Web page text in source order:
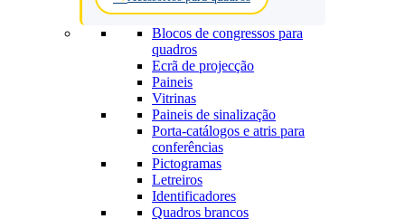
Blocos de congressos para
quadros
Ecrã de projecção
Paineis
Vitrinas
Paineis de sinalização
Porta-catálogos e atris para
conferências
Pictogramas
Letreiros
Identificadores
Quadros brancos